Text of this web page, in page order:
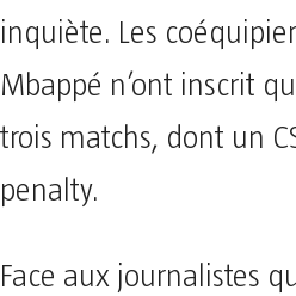
inquiète. Les
Mbappé n’ont inscrit
trois matchs, dont un
penalty.
Face aux journalistes